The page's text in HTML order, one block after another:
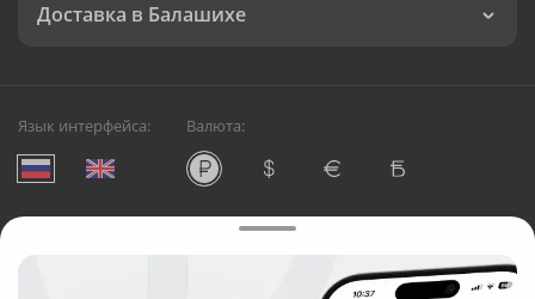
Доставка в Балашихе
Язык интерфейса: Валюта:
Служба круглосуточной доставки цветов в Балашихе
Русский Букет, 2026